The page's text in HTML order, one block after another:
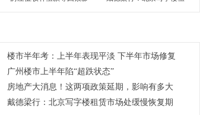
楼市半年考：上半年表现平淡 下半年市场修复
广州楼市上半年陷“超跌状态”
房地产大消息！这两项政策延期，影响有多大
戴德梁行：北京写字楼租赁市场处缓慢恢复期